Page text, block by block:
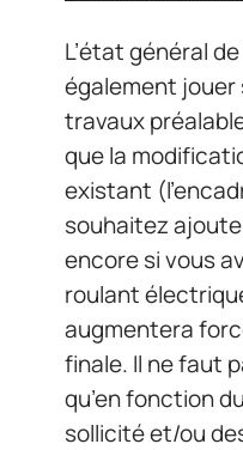
L’état général
également jouer
travaux
que la
existant
souhaitez
encore si vous
roulant
augmentera
finale. Il ne faut
qu’en fonction
sollicité et/ou